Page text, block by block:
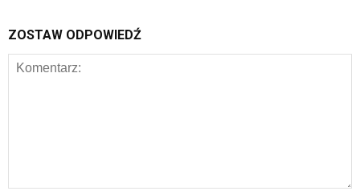
ZOSTAW ODPOWIEDŹ